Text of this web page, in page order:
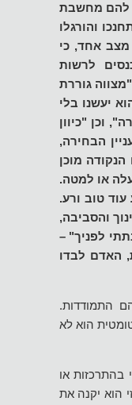
להם מחשבת
והורגלו
אחד, כי
לרשות
גוררת
יעשנו בלי
וכן "כיוון
הבחירה,
מוכן
או למטה.
טוב ורע.
והסביבה,
לפניך" –
האדם לבדו
התמודדות.
הוא לא
בהתרכזות או
הוא יקנה את